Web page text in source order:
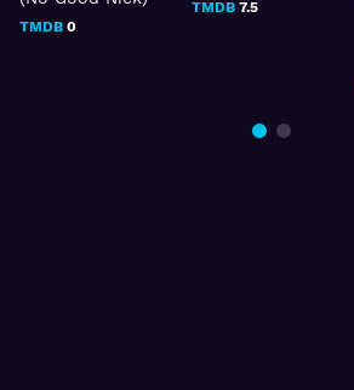
TMDB 0
TMDB7.5